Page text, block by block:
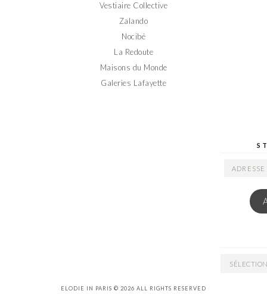
Vestiaire Collective
Zalando
Nocibé
La Redoute
Maisons du Monde
Galeries Lafayette
ADRESSE
ARCHIVES
ELODIE IN PARIS © 2026 ALL RIGHTS RESERVED